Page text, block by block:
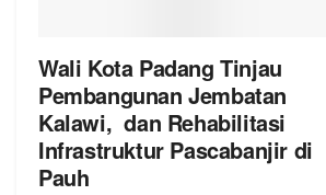
Wali Kota Padang Tinjau
Pembangunan Jembatan
Kalawi, dan Rehabilitasi
Infrastruktur Pascabanjir di
Pauh